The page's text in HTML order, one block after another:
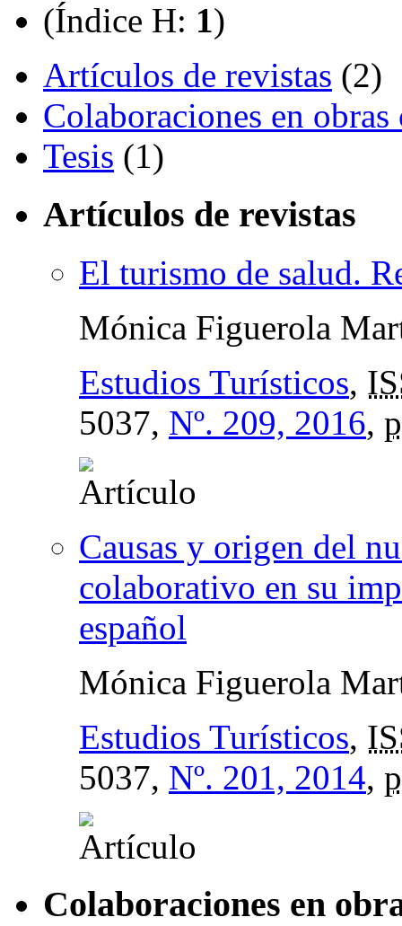
(Índice H: 1)
Artículos de revistas (2)
Colaboraciones en
Tesis (1)
Artículos de revistas
El turismo de salud.
Mónica Figuerola
Estudios Turísticos,
5037, Nº. 209, 2016,
Causas y origen del
colaborativo en su
español
Mónica Figuerola
Estudios Turísticos,
5037, Nº. 201, 2014,
Colaboraciones en